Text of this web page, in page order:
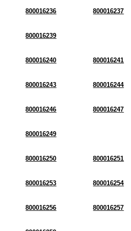
800016236 800016237
800016239
800016240 800016241
800016243 800016244
800016246 800016247
800016249
800016250 800016251
800016253 800016254
800016256 800016257